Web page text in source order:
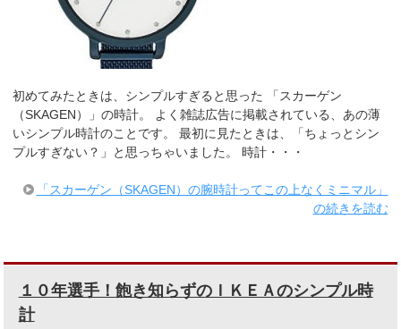
初めてみたときは、シンプルすぎると思った 「スカーゲン
（SKAGEN）」の時計。 よく雑誌広告に掲載されている、あの薄
いシンプル時計のことです。 最初に見たときは、「ちょっとシン
プルすぎない？」と思っちゃいました。 時計・・・
「スカーゲン（SKAGEN）の腕時計ってこの上なくミニマル」
の続きを読む
１０年選手！飽き知らずのＩＫＥＡのシンプル時
計